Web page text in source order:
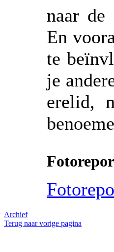
naar
En
te
je
erelid,
Archief
Terug naar vorige pagina